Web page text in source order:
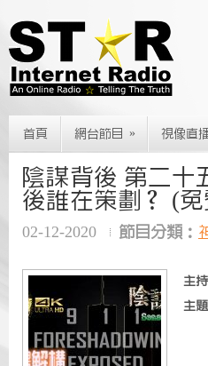
首頁 網台節目 » 視像直
陰謀背後 第二十
後誰在策劃？ (
02-12-2020 節目分類：
主持
主題